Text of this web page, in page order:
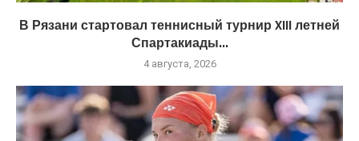
В Рязани стартовал теннисный турнир XIII летней
Спартакиады...
4 августа, 2026